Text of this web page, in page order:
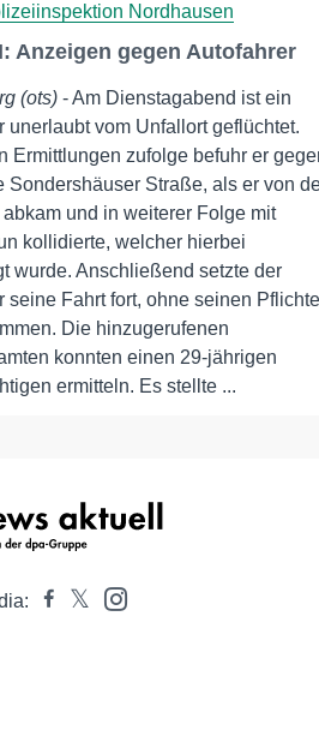
Nordhausen
Anzeigen gegen Autofahrer
(ots) - Am Dienstagabend ist ein
unerlaubt vom Unfallort geflüchtet.
Ermittlungen zufolge befuhr er
Sondershäuser Straße, als er von
abkam und in weiterer Folge mit
kollidierte, welcher hierbei
wurde. Anschließend setzte der
seine Fahrt fort, ohne seinen
Die hinzugerufenen
konnten einen 29-jährigen
ermitteln. Es stellte ...